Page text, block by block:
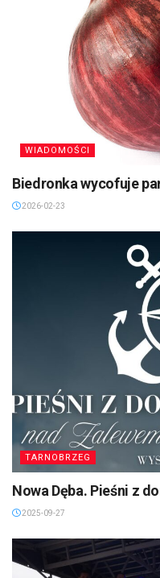
WIADOMOŚCI
Biedronka wycofuje
2026-02-23
TARNOBRZEG
Nowa Dęba. Pieśni z
2025-09-27